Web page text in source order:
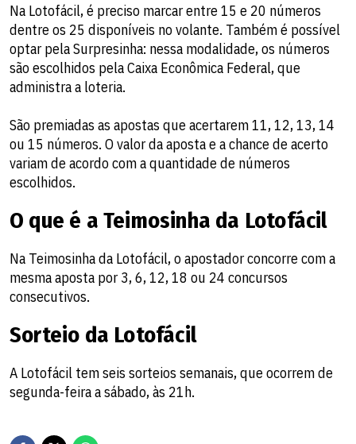
Na Lotofácil, é preciso marcar entre 15 e 20 números
dentre os 25 disponíveis no volante. Também é possível
optar pela Surpresinha: nessa modalidade, os números
são escolhidos pela Caixa Econômica Federal, que
administra a loteria.
São premiadas as apostas que acertarem 11, 12, 13, 14
ou 15 números. O valor da aposta e a chance de acerto
variam de acordo com a quantidade de números
escolhidos.
O que é a Teimosinha da Lotofácil
Na Teimosinha da Lotofácil, o apostador concorre com a
mesma aposta por 3, 6, 12, 18 ou 24 concursos
consecutivos.
Sorteio da Lotofácil
A Lotofácil tem seis sorteios semanais, que ocorrem de
segunda-feira a sábado, às 21h.